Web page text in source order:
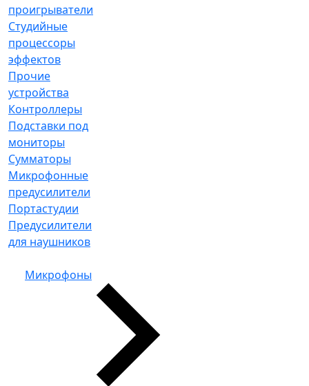
проигрыватели
Студийные
процессоры
эффектов
Прочие
устройства
Контроллеры
Подставки под
мониторы
Сумматоры
Микрофонные
предусилители
Портастудии
Предусилители
для наушников
Микрофоны